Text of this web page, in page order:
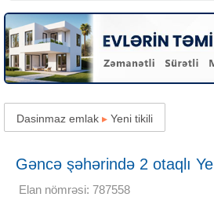
Dasinmaz emlak ▸ Yeni tikili
Gəncə şəhərində 2 otaqlı
verilir, 80 m²
Elan nömrəsi: 787558